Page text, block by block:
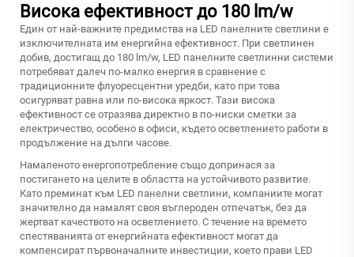
Висока ефективност до 180 lm/w
Един от най-важните предимства на LED панелните светлини е
изключителната им енергийна ефективност. При светлинен
добив, достигащ до 180 lm/w, LED панелните светлинни системи
потребяват далеч по-малко енергия в сравнение с
традиционните флуоресцентни уредби, като при това
осигуряват равна или по-висока яркост. Тази висока
ефективност се отразява директно в по-ниски сметки за
електричество, особено в офиси, където осветлението работи в
продължение на дълги часове.
Намаленото енергопотребление също допринася за
постигането на целите в областта на устойчивото развитие.
Като преминат към LED панелни светлини, компаниите могат
значително да намалят своя въглероден отпечатък, без да
жертват качеството на осветлението. С течение на времето
спестяванията от енергийната ефективност могат да
компенсират първоначалните инвестиции, което прави LED